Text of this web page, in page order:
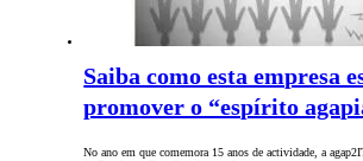
Saiba como esta empresa
promover o “espírito
No ano em que comemora 15 anos de actividade, a